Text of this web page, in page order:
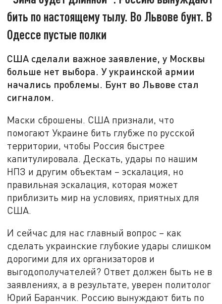
бить по настоящему тылу. Во Львове бунт. В
Одессе пустые полки
США сделали важное заявление, у Москвы
больше нет выбора. У украинской армии
начались проблемы. Бунт во Львове стал
сигналом.
Маски сброшены. США признали, что
помогают Украине бить глубже по русской
территории, чтобы Россия быстрее
капитулировала. Дескать, удары по нашим
НПЗ и другим объектам – эскалация, но
правильная эскалация, которая может
приблизить мир на условиях, приятных для
США.
И сейчас для нас главный вопрос – как
сделать украинские глубокие удары слишком
дорогими для их организаторов и
выгодополучателей? Ответ должен быть не в
заявлениях, а в результате, уверен политолог
Юрий Баранчик. Россию вынуждают бить по